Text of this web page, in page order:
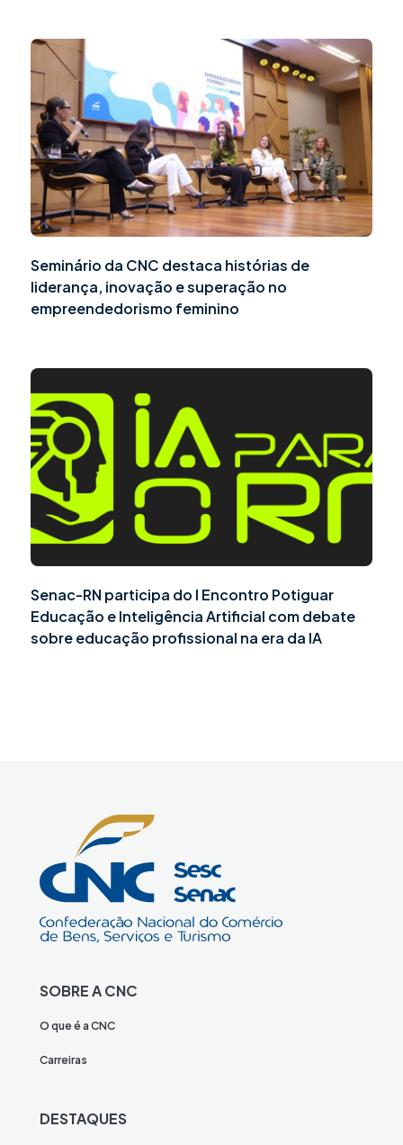
Seminário da CNC destaca histórias de
liderança, inovação e superação no
empreendedorismo feminino
Senac-RN participa do I Encontro Potiguar
Educação e Inteligência Artificial com debate
sobre educação profissional na era da IA
SOBRE A CNC
O que é a CNC
Carreiras
DESTAQUES